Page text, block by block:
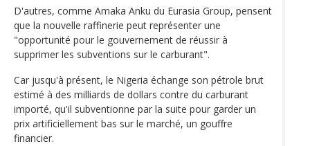
D'autres, comme Amaka Anku du Eurasia Group, pensent
que la nouvelle raffinerie peut représenter une
"opportunité pour le gouvernement de réussir à
supprimer les subventions sur le carburant".
Car jusqu'à présent, le Nigeria échange son pétrole brut
estimé à des milliards de dollars contre du carburant
importé, qu'il subventionne par la suite pour garder un
prix artificiellement bas sur le marché, un gouffre
financier.